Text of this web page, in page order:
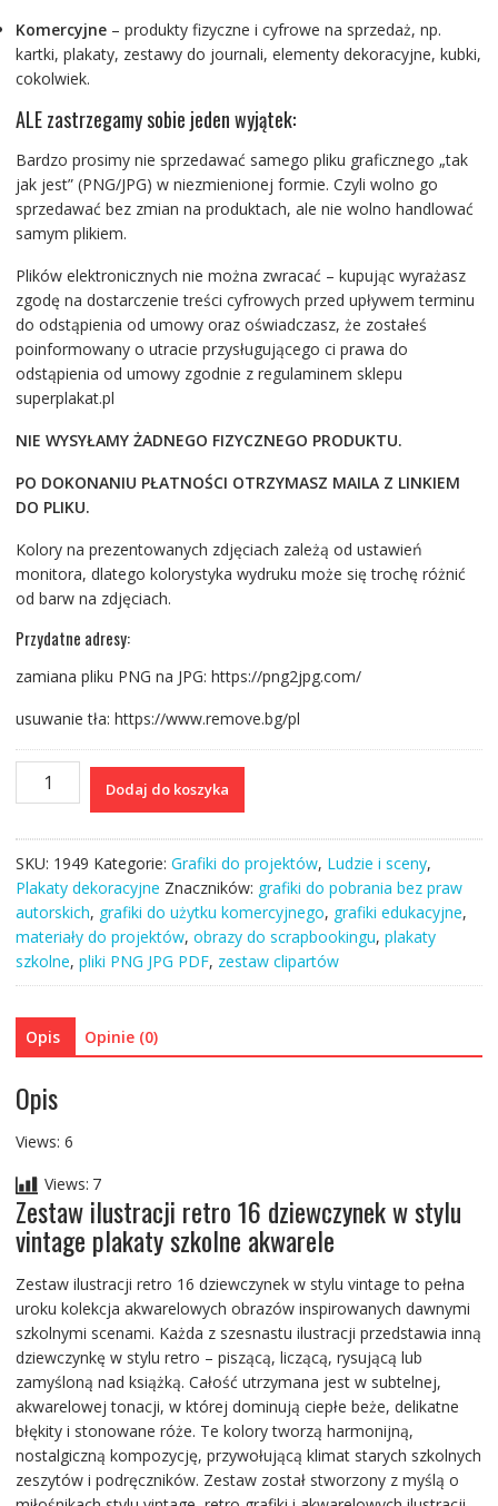
Komercyjne– produkty fizyczne i cyfrowe na sprzedaż, np.
kartki, plakaty, zestawy do journali, elementy dekoracyjne, kubki,
cokolwiek.
ALE zastrzegamy sobie jeden wyjątek:
Bardzo prosimy nie sprzedawać samego pliku graficznego „tak
jak jest” (PNG/JPG) w niezmienionej formie. Czyli wolno go
sprzedawać bez zmian na produktach, ale nie wolno handlować
samym plikiem.
Plików elektronicznych nie można zwracać – kupując wyrażasz
zgodę na dostarczenie treści cyfrowych przed upływem terminu
do odstąpienia od umowy oraz oświadczasz, że zostałeś
poinformowany o utracie przysługującego ci prawa do
odstąpienia od umowy zgodnie z regulaminem sklepu
superplakat.pl
NIE WYSYŁAMY ŻADNEGO FIZYCZNEGO PRODUKTU.
PO DOKONANIU PŁATNOŚCI OTRZYMASZ MAILA Z LINKIEM
DO PLIKU.
Kolory na prezentowanych zdjęciach zależą od ustawień
monitora, dlatego kolorystyka wydruku może się trochę różnić
od barw na zdjęciach.
Przydatne adresy:
zamiana pliku PNG na JPG: https://png2jpg.com/
usuwanie tła: https://www.remove.bg/pl
ilość
Zestaw
ilustracji
retro
16
dziewczynek
w
stylu
vintage
plakaty
szkolne
Dodaj do koszyka
SKU: 1949 Kategorie: Grafiki do projektów, Ludzie i sceny,
Plakaty dekoracyjne Znaczników: grafiki do pobrania bez praw
autorskich, grafiki do użytku komercyjnego, grafiki edukacyjne,
materiały do projektów, obrazy do scrapbookingu, plakaty
szkolne, pliki PNG JPG PDF, zestaw clipartów
Opis Opinie (0)
Opis
Views: 6
Views: 7
Zestaw ilustracji retro 16 dziewczynek w stylu
vintage plakaty szkolne akwarele
Zestaw ilustracji retro 16 dziewczynek w stylu vintage to pełna
uroku kolekcja akwarelowych obrazów inspirowanych dawnymi
szkolnymi scenami. Każda z szesnastu ilustracji przedstawia inną
dziewczynkę w stylu retro – piszącą, liczącą, rysującą lub
zamyśloną nad książką. Całość utrzymana jest w subtelnej,
akwarelowej tonacji, w której dominują ciepłe beże, delikatne
błękity i stonowane róże. Te kolory tworzą harmonijną,
nostalgiczną kompozycję, przywołującą klimat starych szkolnych
zeszytów i podręczników. Zestaw został stworzony z myślą o